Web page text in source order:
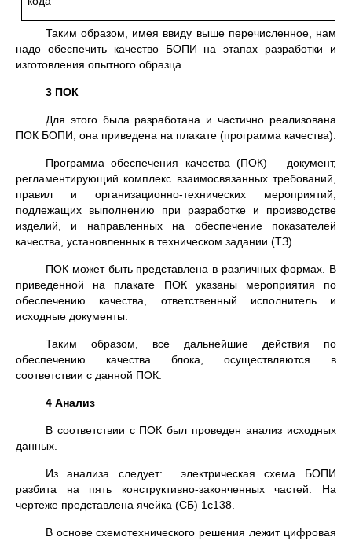
Таким образом, имея ввиду выше перечисленное, нам
надо обеспечить качество БОПИ на этапах разработки и
изготовления опытного образца.
3 ПОК
Для этого была разработана и частично реализована
ПОК БОПИ, она приведена на плакате (программа качества).
Программа обеспечения качества (ПОК) – документ,
регламентирующий комплекс взаимосвязанных требований,
правил и организационно-технических мероприятий,
подлежащих выполнению при разработке и производстве
изделий, и направленных на обеспечение показателей
качества, установленных в техническом задании (ТЗ).
ПОК может быть представлена в различных формах. В
приведенной на плакате ПОК указаны мероприятия по
обеспечению качества, ответственный исполнитель и
исходные документы.
Таким образом, все дальнейшие действия по
обеспечению качества блока, осуществляются в
соответствии с данной ПОК.
4 Анализ
В соответствии с ПОК был проведен анализ исходных
данных.
Из анализа следует: электрическая схема БОПИ
разбита на пять конструктивно-законченных частей: На
чертеже представлена ячейка (СБ) 1с138.
В основе схемотехнического решения лежит цифровая